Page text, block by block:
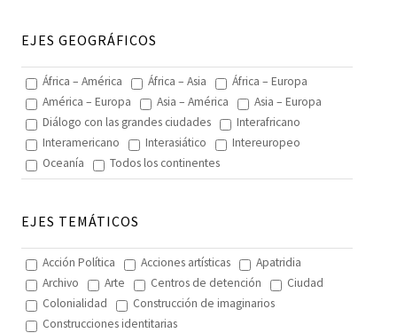
EJES GEOGRÁFICOS
África – América África – Asia
África – Europa
América – Europa
Asia – América
Asia – Europa
Diálogo con las grandes ciudades
Interafricano
Interamericano
Interasiático
Intereuropeo
Oceanía
Todos los continentes
EJES TEMÁTICOS
Acción Política Acciones artísticas
Apatridia
Archivo
Arte Centros de detención
Ciudad
Colonialidad
Construcción de imaginarios
Construcciones identitarias